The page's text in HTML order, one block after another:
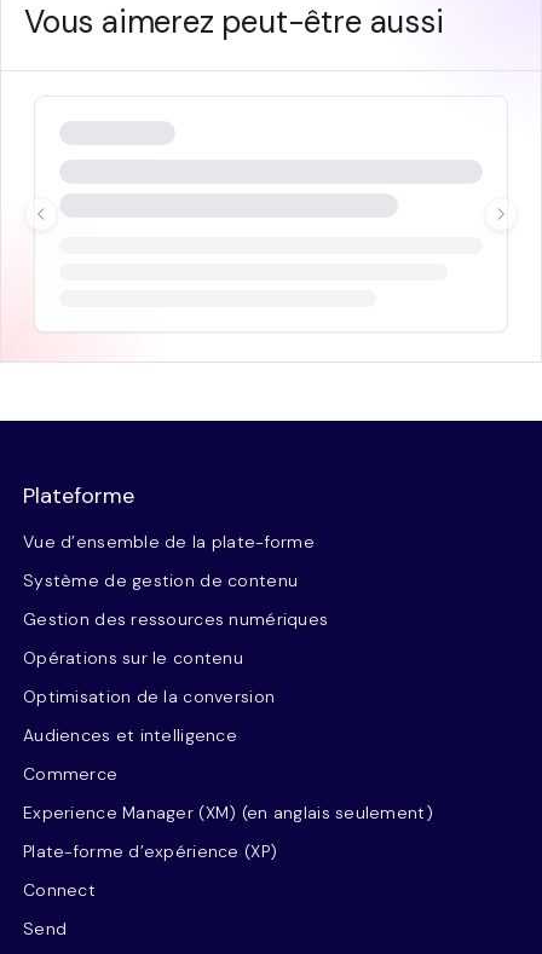
Vous aimerez peut-être aussi
Plateforme
Vue d’ensemble de la plate-forme
Système de gestion de contenu
Gestion des ressources numériques
Opérations sur le contenu
Optimisation de la conversion
Audiences et intelligence
Commerce
Experience Manager (XM) (en anglais seulement)
Plate-forme d’expérience (XP)
Connect
Send